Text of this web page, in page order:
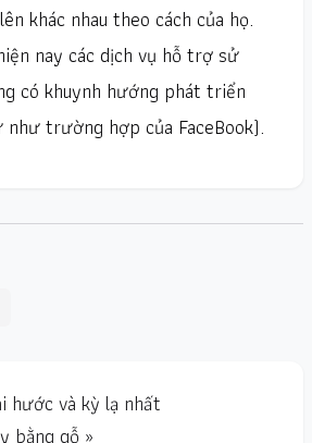
khác nhau theo cách của họ.
nay các dịch vụ hỗ trợ sử
có khuynh hướng phát triển
trường hợp của FaceBook).
hước và kỳ lạ nhất
bằng gỗ »